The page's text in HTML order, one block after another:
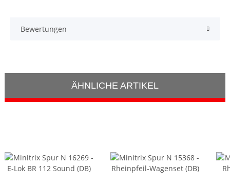
Bewertungen
ÄHNLICHE ARTIKEL